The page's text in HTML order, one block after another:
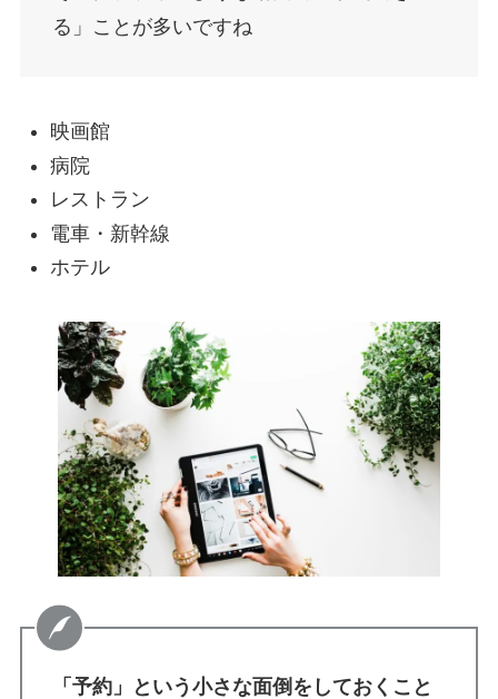
る」ことが多いですね
映画館
病院
レストラン
電車・新幹線
ホテル
「予約」という小さな面倒をしておくこと